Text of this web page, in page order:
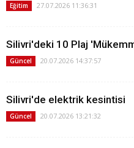
Eğitim 27.07.2026 11:36:31
Silivri'deki 10 Plaj
Güncel 20.07.2026 14:37:57
Silivri'de elektrik kesintisi
Güncel 20.07.2026 13:21:32